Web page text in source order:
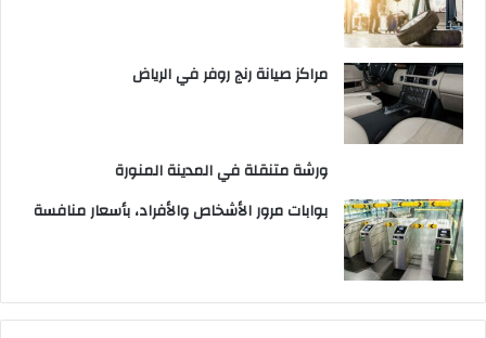
مراكز صيانة رنج روفر في الرياض
ورشة متنقلة في المدينة المنورة
بوابات مرور الأشخاص والأفراد، بأسعار منافسة